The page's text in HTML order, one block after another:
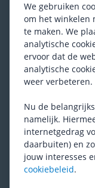
Ben je
Ontdek meer op
We gebruiken
om het winkelen
te maken. We
analytische
ervoor dat de
analytische
weer verbeteren.
Nu de
namelijk.
internetgedrag
daarbuiten) en
jouw interesses
cookiebeleid.